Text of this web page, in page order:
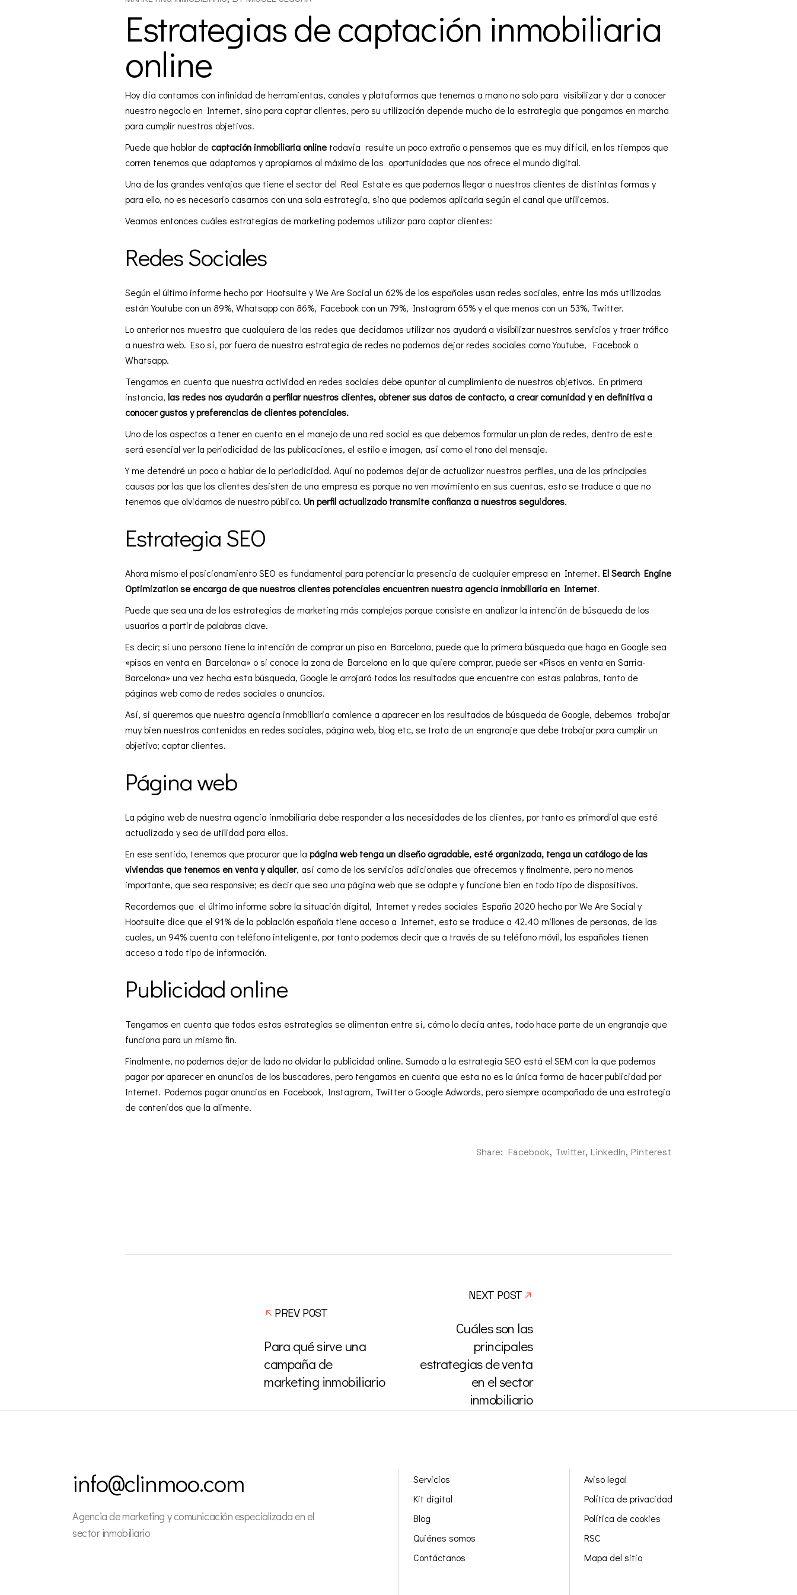
Estrategias de captación inmobiliaria
online
Hoy día contamos con infinidad de herramientas, canales y plataformas que tenemos a mano no solo para visibilizar y dar a conocer
nuestro negocio en Internet, sino para captar clientes, pero su utilización depende mucho de la estrategia que pongamos en marcha
para cumplir nuestros objetivos.
Puede que hablar decaptación inmobiliaria online todavía resulte un poco extraño o pensemos que es muy difícil, en los tiempos que
corren tenemos que adaptarnos y apropiarnos al máximo de las oportunidades que nos ofrece el mundo digital.
Una de las grandes ventajas que tiene el sector del Real Estate es que podemos llegar a nuestros clientes de distintas formas y
para ello, no es necesario casarnos con una sola estrategia, sino que podemos aplicarla según el canal que utilicemos.
Veamos entonces cuáles estrategias de marketing podemos utilizar para captar clientes:
Redes Sociales
Según el último informe hecho por Hootsuite y We Are Social un 62% de los españoles usan redes sociales, entre las más utilizadas
están Youtube con un 89%, Whatsapp con 86%, Facebook con un 79%, Instagram 65% y el que menos con un 53%, Twitter.
Lo anterior nos muestra que cualquiera de las redes que decidamos utilizar nos ayudará a visibilizar nuestros servicios y traer tráfico
a nuestra web. Eso sí, por fuera de nuestra estrategia de redes no podemos dejar redes sociales como Youtube, Facebook o
Whatsapp.
Tengamos en cuenta que nuestra actividad en redes sociales debe apuntar al cumplimiento de nuestros objetivos. En primera
instancia,las redes nos ayudarán a perfilar nuestros clientes, obtener sus datos de contacto, a crear comunidad y en definitiva a
conocer gustos y preferencias de clientes potenciales.
Uno de los aspectos a tener en cuenta en el manejo de una red social es que debemos formular un plan de redes, dentro de este
será esencial ver la periodicidad de las publicaciones, el estilo e imagen, así como el tono del mensaje.
Y me detendré un poco a hablar de la periodicidad. Aquí no podemos dejar de actualizar nuestros perfiles, una de las principales
causas por las que los clientes desisten de una empresa es porque no ven movimiento en sus cuentas, esto se traduce a que no
tenemos que olvidarnos de nuestro público.Un perfil actualizado transmite confianza a nuestros seguidores.
Estrategia SEO
Ahora mismo el posicionamiento SEO es fundamental para potenciar la presencia de cualquier empresa en Internet.El Search Engine
Optimization se encarga de que nuestros clientes potenciales encuentren nuestra agencia inmobiliaria en Internet.
Puede que sea una de las estrategias de marketing más complejas porque consiste en analizar la intención de búsqueda de los
usuarios a partir de palabras clave.
Es decir; si una persona tiene la intención de comprar un piso en Barcelona, puede que la primera búsqueda que haga en Google sea
«pisos en venta en Barcelona» o si conoce la zona de Barcelona en la que quiere comprar, puede ser «Pisos en venta en Sarria-
Barcelona» una vez hecha esta búsqueda, Google le arrojará todos los resultados que encuentre con estas palabras, tanto de
páginas web como de redes sociales o anuncios.
Así, si queremos que nuestra agencia inmobiliaria comience a aparecer en los resultados de búsqueda de Google, debemos trabajar
muy bien nuestros contenidos en redes sociales, página web, blog etc, se trata de un engranaje que debe trabajar para cumplir un
objetivo; captar clientes.
Página web
La página web de nuestra agencia inmobiliaria debe responder a las necesidades de los clientes, por tanto es primordial que esté
actualizada y sea de utilidad para ellos.
En ese sentido, tenemos que procurar que lapágina web tenga un diseño agradable, esté organizada, tenga un catálogo de las
viviendas que tenemos en venta y alquiler, así como de los servicios adicionales que ofrecemos y finalmente, pero no menos
importante, que sea responsive; es decir que sea una página web que se adapte y funcione bien en todo tipo de dispositivos.
Recordemos que el último informe sobre la situación digital, Internet y redes sociales España 2020 hecho por We Are Social y
Hootsuite dice que el 91% de la población española tiene acceso a Internet, esto se traduce a 42.40 millones de personas, de las
cuales, un 94% cuenta con teléfono inteligente, por tanto podemos decir que a través de su teléfono móvil, los españoles tienen
acceso a todo tipo de información.
Publicidad online
Tengamos en cuenta que todas estas estrategias se alimentan entre sí, cómo lo decía antes, todo hace parte de un engranaje que
funciona para un mismo fin.
Finalmente, no podemos dejar de lado no olvidar la publicidad online. Sumado a la estrategia SEO está el SEM con la que podemos
pagar por aparecer en anuncios de los buscadores, pero tengamos en cuenta que esta no es la única forma de hacer publicidad por
Internet. Podemos pagar anuncios en Facebook, Instagram, Twitter o Google Adwords, pero siempre acompañado de una estrategia
de contenidos que la alimente.
Share: Facebook Twitter LinkedIn Pinterest
PREV POST
Para qué sirve una
campaña de
marketing inmobiliario
NEXT POST
Cuáles son las
principales
estrategias de venta
en el sector
inmobiliario
info@clinmoo.com
Agencia de marketing y comunicación especializada en el
sector inmobiliario
Servicios
Kit digital
Blog
Quiénes somos
Contáctanos
Aviso legal
Política de privacidad
Política de cookies
RSC
Mapa del sitio